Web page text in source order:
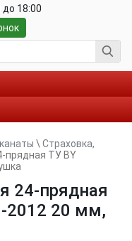
до 18:00
\ Страховка,
прядная ТУ BY
24-прядная
2012 20 мм,